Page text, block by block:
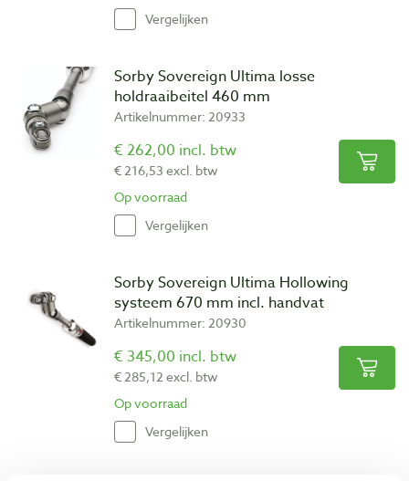
Vergelijken
Sorby Sovereign Ultima losse
holdraaibeitel 460 mm
Artikelnummer: 20933
€ 262,00 incl. btw
€ 216,53 excl. btw
Op voorraad
Vergelijken
Sorby Sovereign Ultima Hollowing
systeem 670 mm incl. handvat
Artikelnummer: 20930
€ 345,00 incl. btw
€ 285,12 excl. btw
Op voorraad
Vergelijken